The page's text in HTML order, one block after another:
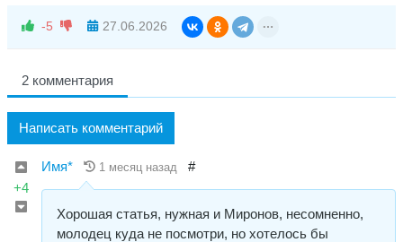
-5 27.06.2026
2 комментария
Написать комментарий
+4
Имя* 1 месяц назад #
Хорошая статья, нужная и Миронов, несомненно,
молодец куда не посмотри, но хотелось бы